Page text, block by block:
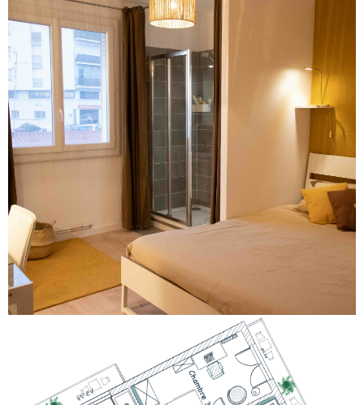
Rénovation d'un appartement pour
étudiants
Voir le projet
Transformer un F3 en F5 pour un
investissement locatif